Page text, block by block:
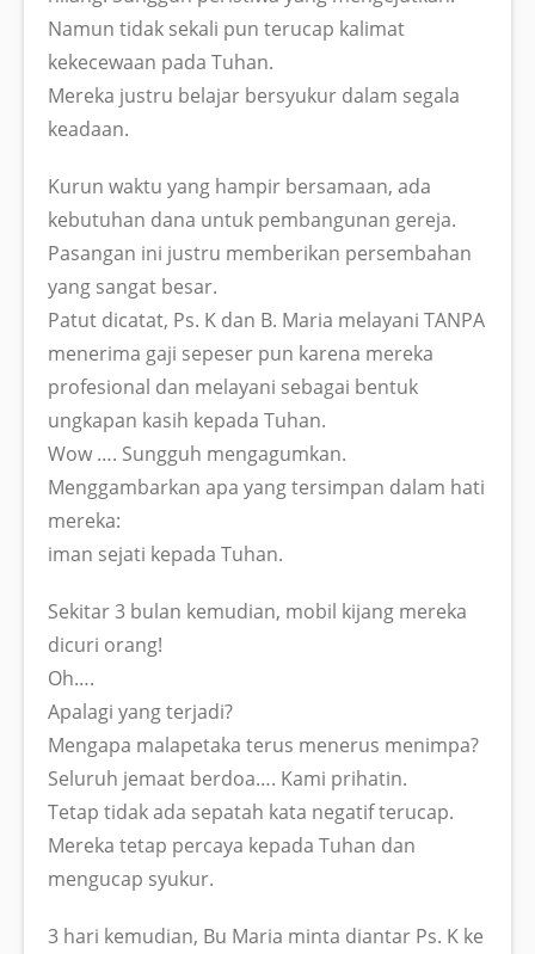
Namun tidak sekali pun terucap kalimat
kekecewaan pada Tuhan.
Mereka justru belajar bersyukur dalam segala
keadaan.
Kurun waktu yang hampir bersamaan, ada
kebutuhan dana untuk pembangunan gereja.
Pasangan ini justru memberikan persembahan
yang sangat besar.
Patut dicatat, Ps. K dan B. Maria melayani TANPA
menerima gaji sepeser pun karena mereka
profesional dan melayani sebagai bentuk
ungkapan kasih kepada Tuhan.
Wow …. Sungguh mengagumkan.
Menggambarkan apa yang tersimpan dalam hati
mereka:
iman sejati kepada Tuhan.
Sekitar 3 bulan kemudian, mobil kijang mereka
dicuri orang!
Oh….
Apalagi yang terjadi?
Mengapa malapetaka terus menerus menimpa?
Seluruh jemaat berdoa…. Kami prihatin.
Tetap tidak ada sepatah kata negatif terucap.
Mereka tetap percaya kepada Tuhan dan
mengucap syukur.
3 hari kemudian, Bu Maria minta diantar Ps. K ke